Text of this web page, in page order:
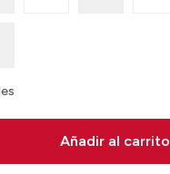
Añadir al carrito